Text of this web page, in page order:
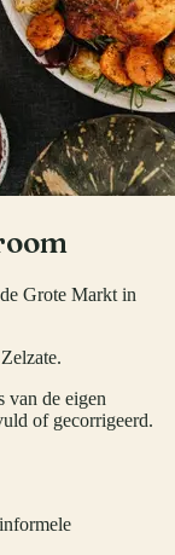
Grote Markt in
van de eigen
of gecorrigeerd.